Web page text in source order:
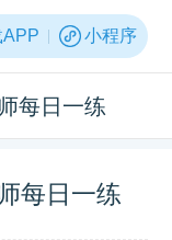
小程序
每日一练
每日一练